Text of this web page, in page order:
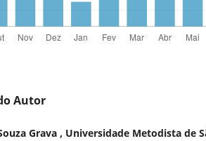
Autor
Grava , Universidade Metodista de